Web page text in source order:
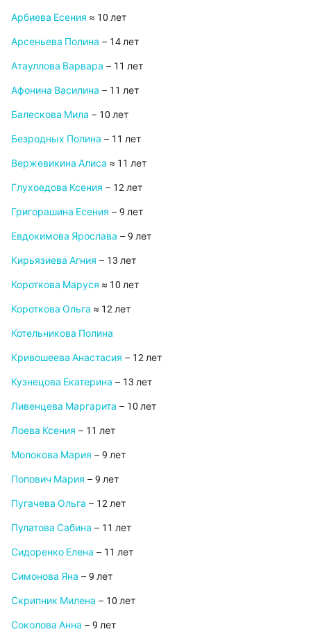
Арбиева Есения ≈ 10 лет
Арсеньева Полина – 14 лет
Атауллова Варвара – 11 лет
Афонина Василина – 11 лет
Балескова Мила – 10 лет
Безродных Полина – 11 лет
Вержевикина Алиса ≈ 11 лет
Глухоедова Ксения – 12 лет
Григорашина Есения – 9 лет
Евдокимова Ярослава – 9 лет
Кирьязиева Агния – 13 лет
Короткова Маруся ≈ 10 лет
Короткова Ольга ≈ 12 лет
Котельникова Полина
Кривошеева Анастасия – 12 лет
Кузнецова Екатерина – 13 лет
Ливенцева Маргарита – 10 лет
Лоева Ксения – 11 лет
Молокова Мария – 9 лет
Попович Мария – 9 лет
Пугачева Ольга – 12 лет
Пулатова Сабина – 11 лет
Сидоренко Елена – 11 лет
Симонова Яна – 9 лет
Скрипник Милена – 10 лет
Соколова Анна – 9 лет